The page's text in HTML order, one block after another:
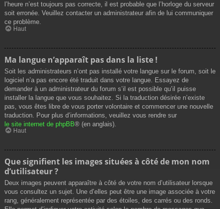
l’heure n’est toujours pas correcte, il est probable que l’horloge du serveur
soit erronée. Veuillez contacter un administrateur afin de lui communiquer
ce problème.
Haut
Ma langue n’apparaît pas dans la liste !
Soit les administrateurs n’ont pas installé votre langue sur le forum, soit le
logiciel n’a pas encore été traduit dans votre langue. Essayez de
demander à un administrateur du forum s’il est possible qu’il puisse
installer la langue que vous souhaitez. Si la traduction désirée n’existe
pas, vous êtes libre de vous porter volontaire et commencer une nouvelle
traduction. Pour plus d’informations, veuillez vous rendre sur
le site internet de phpBB® (en anglais).
Haut
Que signifient les images situées à côté de mon nom
d’utilisateur ?
Deux images peuvent apparaître à côté de votre nom d’utilisateur lorsque
vous consultez un sujet. Une d’elles peut être une image associée à votre
rang, généralement représentée par des étoiles, des carrés ou des ronds.